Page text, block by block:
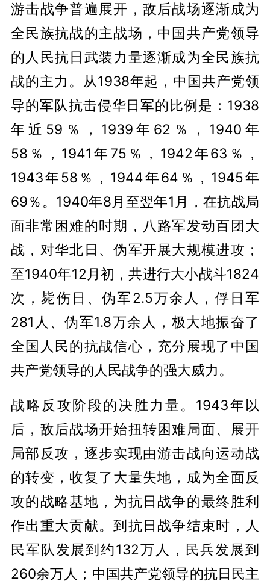
游击战争普遍展开，敌后战场逐渐成为
全民族抗战的主战场，中国共产党领导
的人民抗日武装力量逐渐成为全民族抗
战的主力。从1938年起，中国共产党领
导的军队抗击侵华日军的比例是：1938
年近59％，1939年62％，1940年
58％，1941年75％，1942年63％，
1943年58％，1944年64％，1945年
69％。1940年8月至翌年1月，在抗战局
面非常困难的时期，八路军发动百团大
战，对华北日、伪军开展大规模进攻；
至1940年12月初，共进行大小战斗1824
次，毙伤日、伪军2.5万余人，俘日军
281人、伪军1.8万余人，极大地振奋了
全国人民的抗战信心，充分展现了中国
共产党领导的人民战争的强大威力。
战略反攻阶段的决胜力量。1943年以
后，敌后战场开始扭转困难局面、展开
局部反攻，逐步实现由游击战向运动战
的转变，收复了大量失地，成为全面反
攻的战略基地，为抗日战争的最终胜利
作出重大贡献。到抗日战争结束时，人
民军队发展到约132万人，民兵发展到
260余万人；中国共产党领导的抗日民主